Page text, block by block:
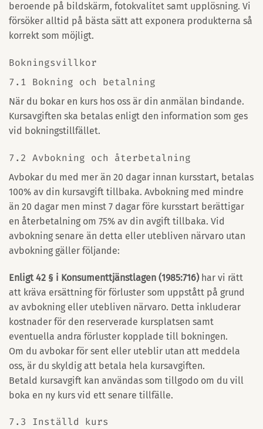
beroende på bildskärm, fotokvalitet samt upplösning. Vi
försöker alltid på bästa sätt att exponera produkterna så
korrekt som möjligt.
Bokningsvillkor
7.1 Bokning och betalning
När du bokar en kurs hos oss är din anmälan bindande.
Kursavgiften ska betalas enligt den information som ges
vid bokningstillfället.
7.2 Avbokning och återbetalning
Avbokar du med mer än 20 dagar innan kursstart, betalas
100% av din kursavgift tillbaka. Avbokning med mindre
än 20 dagar men minst 7 dagar före kursstart berättigar
en återbetalning om 75% av din avgift tillbaka. Vid
avbokning senare än detta eller utebliven närvaro utan
avbokning gäller följande:
Enligt 42 § i Konsumenttjänstlagen (1985:716)har vi rätt
att kräva ersättning för förluster som uppstått på grund
av avbokning eller utebliven närvaro. Detta inkluderar
kostnader för den reserverade kursplatsen samt
eventuella andra förluster kopplade till bokningen.
Om du avbokar för sent eller uteblir utan att meddela
oss, är du skyldig att betala hela kursavgiften.
Betald kursavgift kan användas som tillgodo om du vill
boka en ny kurs vid ett senare tillfälle.
7.3 Inställd kurs